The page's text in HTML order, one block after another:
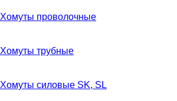
Хомуты проволочные
Хомуты трубные
Хомуты силовые SK, SL